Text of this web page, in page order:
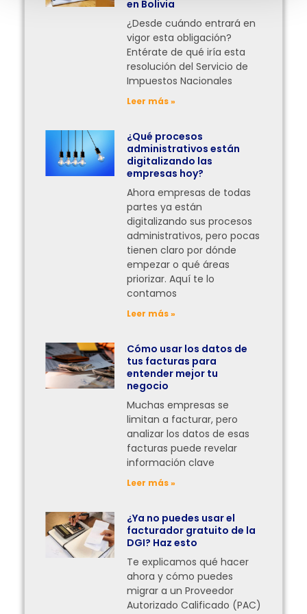
en Bolivia
¿Desde cuándo entrará en
vigor esta obligación?
Entérate de qué iría esta
resolución del Servicio de
Impuestos Nacionales
Leer más »
¿Qué procesos
administrativos están
digitalizando las
empresas hoy?
Ahora empresas de todas
partes ya están
digitalizando sus procesos
administrativos, pero pocas
tienen claro por dónde
empezar o qué áreas
priorizar. Aquí te lo
contamos
Leer más »
Cómo usar los datos de
tus facturas para
entender mejor tu
negocio
Muchas empresas se
limitan a facturar, pero
analizar los datos de esas
facturas puede revelar
información clave
Leer más »
¿Ya no puedes usar el
facturador gratuito de la
DGI? Haz esto
Te explicamos qué hacer
ahora y cómo puedes
migrar a un Proveedor
Autorizado Calificado (PAC)